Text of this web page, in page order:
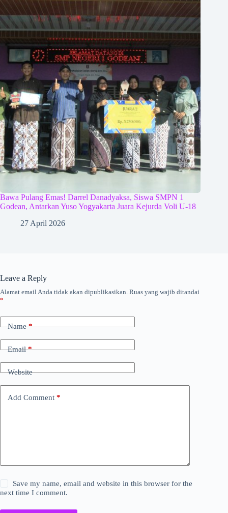
Bawa Pulang Emas! Darrel Danadyaksa, Siswa SMPN 1
Godean, Antarkan Yuso Yogyakarta Juara Kejurda Voli U-18
27 April 2026
Leave a Reply
Alamat email Anda tidak akan dipublikasikan. Ruas yang wajib ditandai
*
Name*
Email*
Website
Add Comment *
Save my name, email and website in this browser for the
next time I comment.